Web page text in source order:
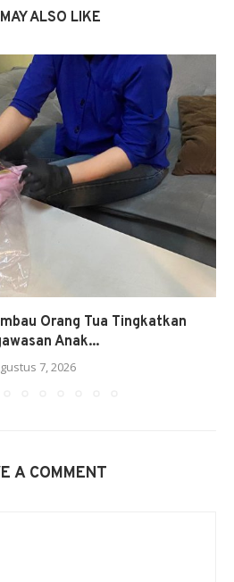
ALSO LIKE
Orang Tua Tingkatkan
Anak...
7, 2026
A COMMENT